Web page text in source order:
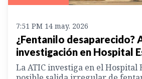
7:51 PM 14 may. 2026
¿Fentanilo desaparecido?
investigación en Hospital
La ATIC investiga en el Hospital